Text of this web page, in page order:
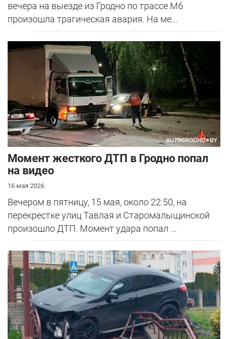
вечера на выезде из Гродно по трассе М6
произошла трагическая авария. На ме...
Момент жесткого ДТП в Гродно попал
на видео
16 мая 2026
Вечером в пятницу, 15 мая, около 22:50, на
перекрестке улиц Тавлая и Старомалыщинской
произошло ДТП. Момент удара попал ...